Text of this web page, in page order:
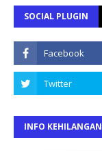
SOCIAL PLUGIN
INFO KEHILANGAN